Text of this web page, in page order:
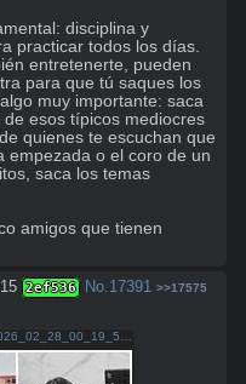
disciplina y
practicar todos los días.
entretenerte, pueden
para que tú saques los
muy importante: saca
esos típicos mediocres
quienes te escuchan que
empezada o el coro de un
saca los temas
amigos que tienen
2ef536 No.17391 >>17575